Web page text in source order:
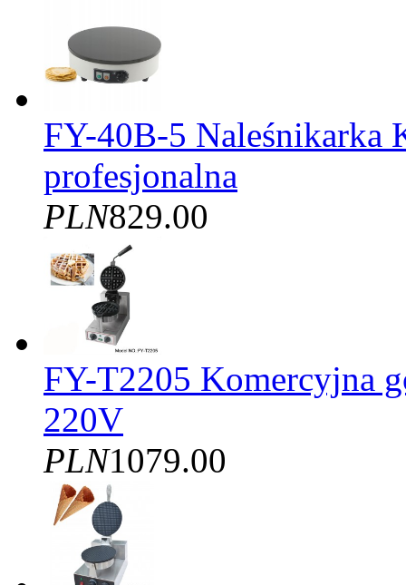
FY-40B-5 Naleśnikarka
profesjonalna
PLN829.00
FY-T2205 Komercyjna
220V
PLN1079.00